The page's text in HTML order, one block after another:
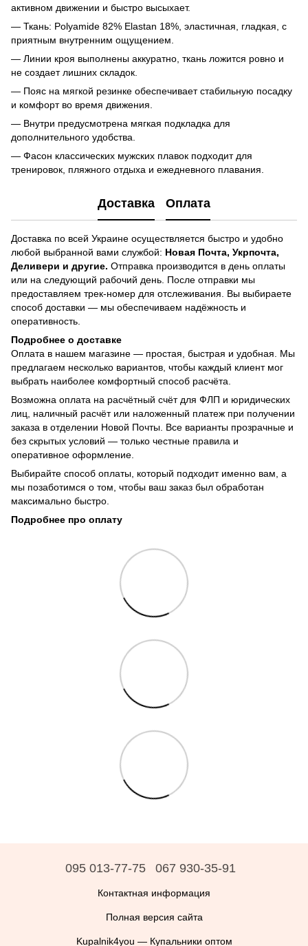
активном движении и быстро высыхает.
— Ткань: Polyamide 82% Elastan 18%, эластичная, гладкая, с
приятным внутренним ощущением.
— Линии кроя выполнены аккуратно, ткань ложится ровно и
не создает лишних складок.
— Пояс на мягкой резинке обеспечивает стабильную посадку
и комфорт во время движения.
— Внутри предусмотрена мягкая подкладка для
дополнительного удобства.
— Фасон классических мужских плавок подходит для
тренировок, пляжного отдыха и ежедневного плавания.
Доставка Оплата
Доставка по всей Украине осуществляется быстро и удобно
любой выбранной вами службой: Новая Почта, Укрпочта,
Деливери и другие. Отправка производится в день оплаты
или на следующий рабочий день. После отправки мы
предоставляем трек-номер для отслеживания. Вы выбираете
способ доставки — мы обеспечиваем надёжность и
оперативность.
Подробнее о доставке
Оплата в нашем магазине — простая, быстрая и удобная. Мы
предлагаем несколько вариантов, чтобы каждый клиент мог
выбрать наиболее комфортный способ расчёта.
Возможна оплата на расчётный счёт для ФЛП и юридических
лиц, наличный расчёт или наложенный платеж при получении
заказа в отделении Новой Почты. Все варианты прозрачные и
без скрытых условий — только честные правила и
оперативное оформление.
Выбирайте способ оплаты, который подходит именно вам, а
мы позаботимся о том, чтобы ваш заказ был обработан
максимально быстро.
Подробнее про оплату
095 013-77-75 067 930-35-91
Контактная информация
Полная версия сайта
Kupalnik4you — Купальники оптом